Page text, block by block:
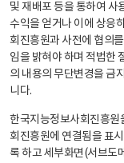
및 재배포 등을 통하여 사
수익을 얻거나 이에 상응
회진흥원과 사전에 협의
임을 밝혀야 하며 적법한
의 내용의 무단변경을 금
니다.
한국지능정보사회진흥원
회진흥원에 연결됨을 표
록 하고 세부화면(서브도